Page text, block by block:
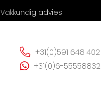
Vakkundig advies
+31(0)591 648 402
+31(0)6-55558832